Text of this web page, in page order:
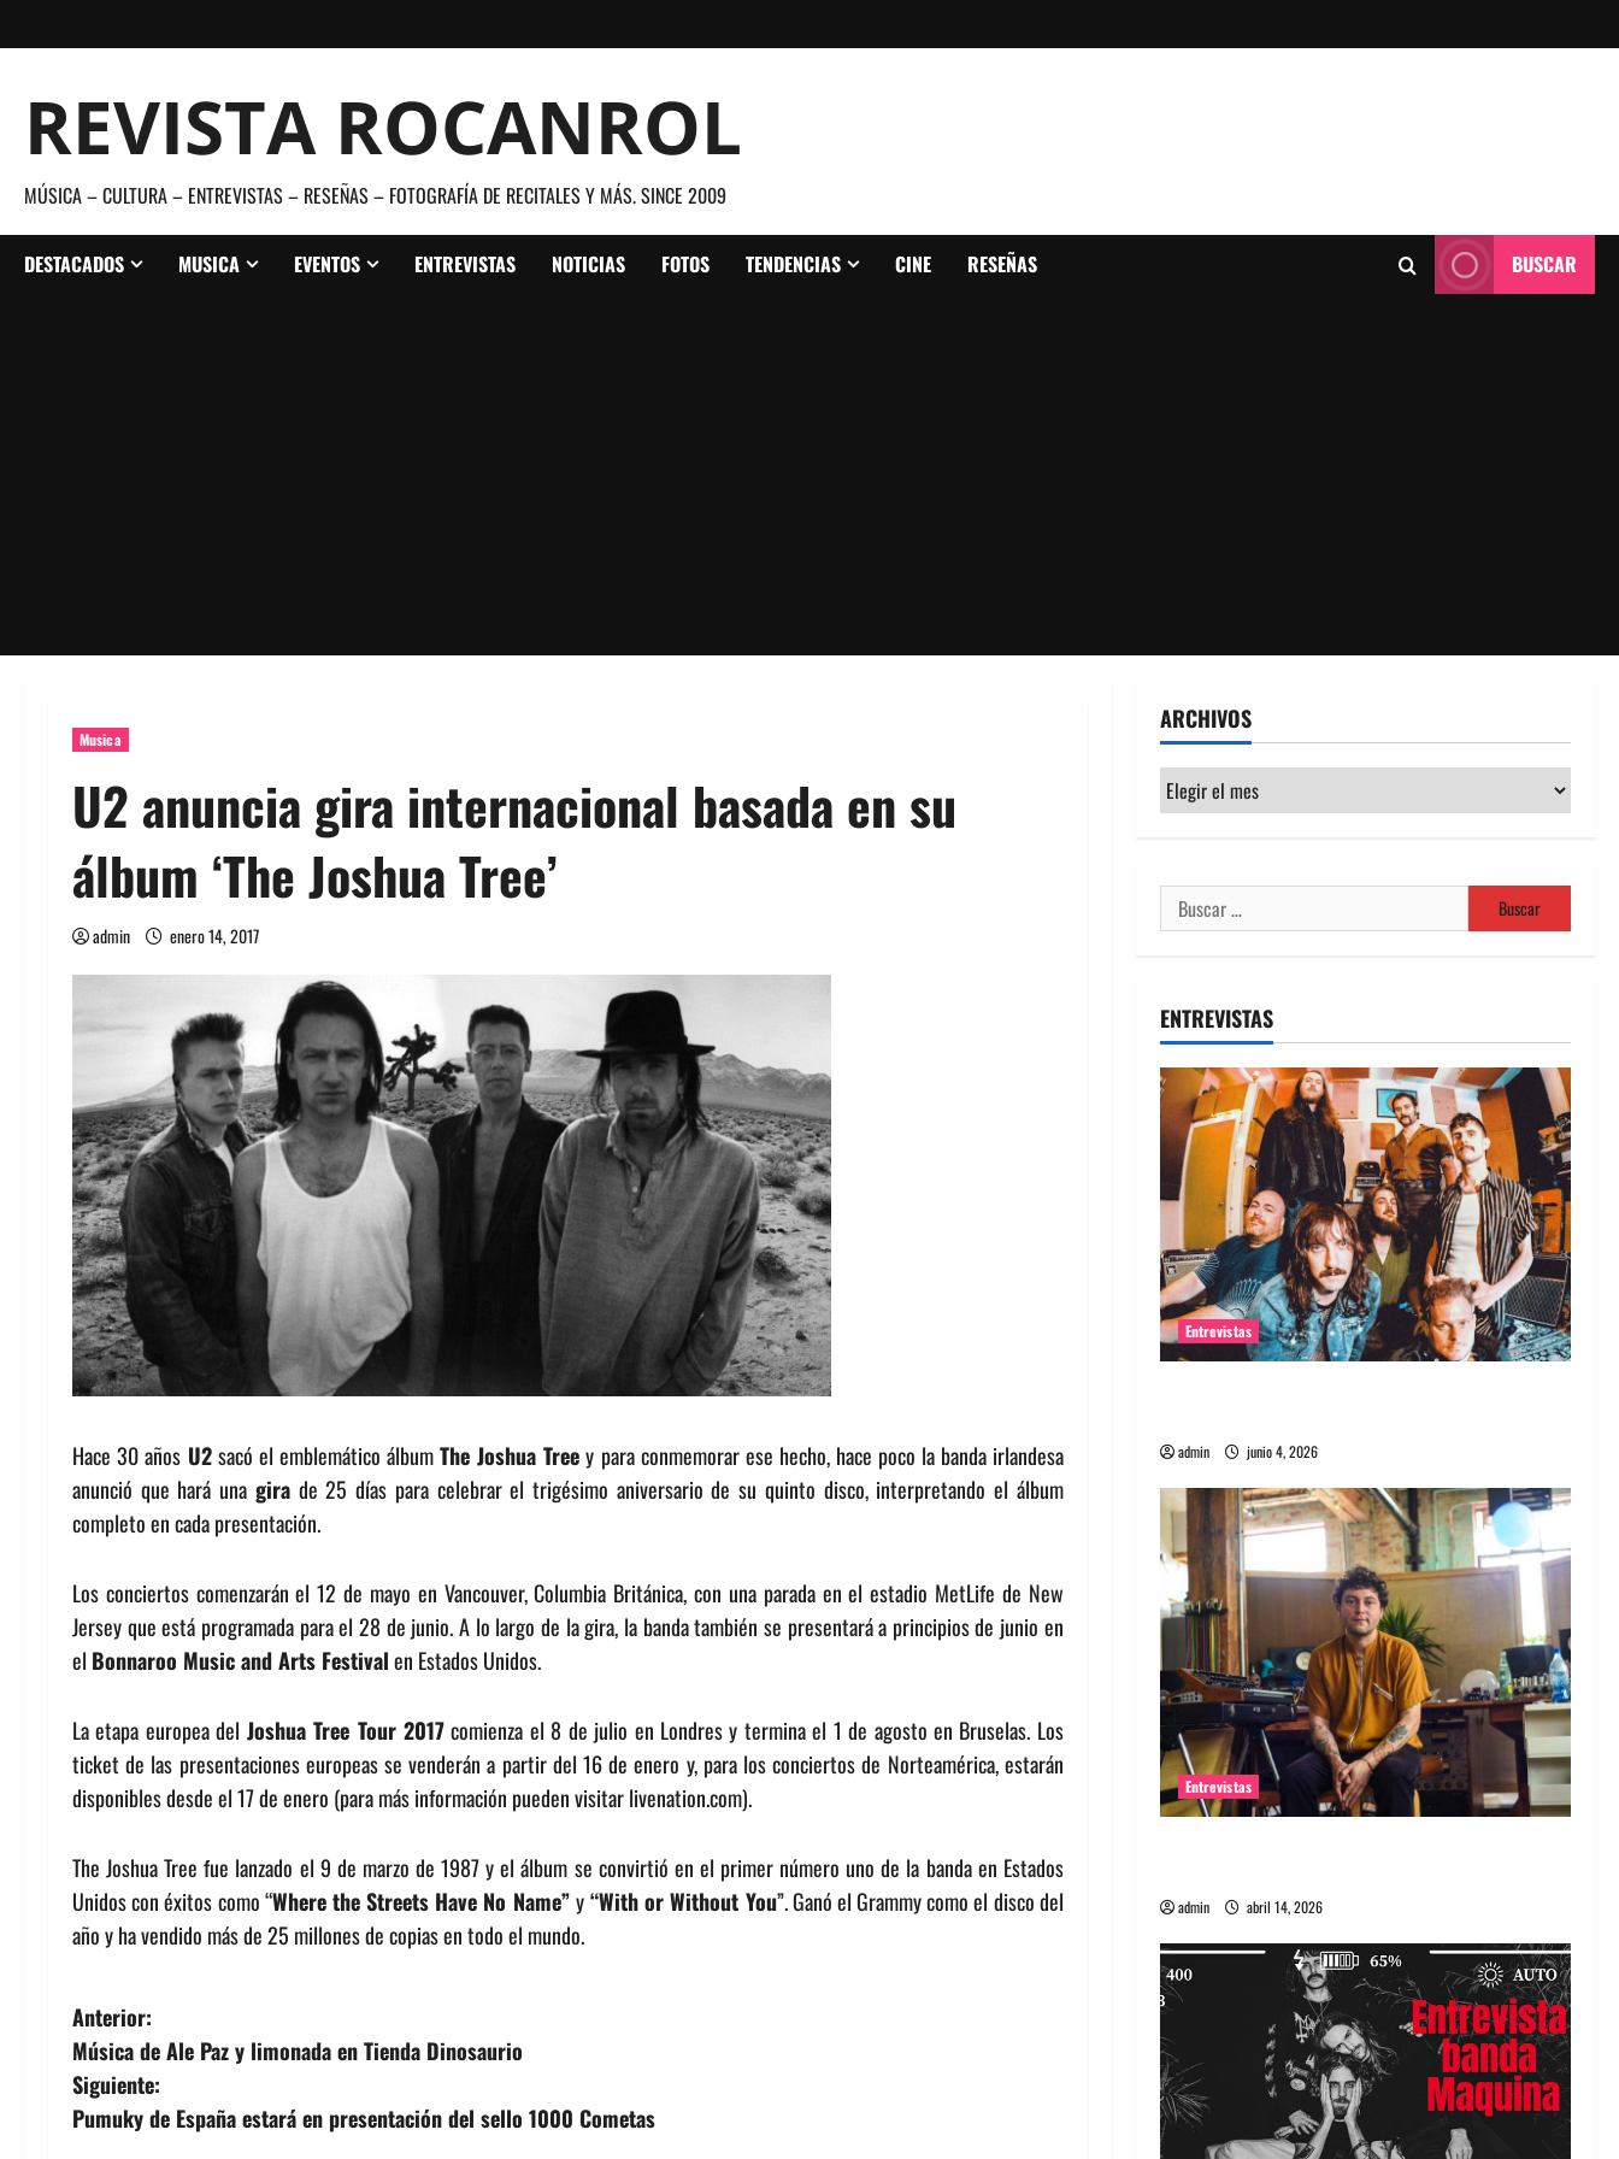
al
REVISTA ROCANROL
MÚSICA – CULTURA – ENTREVISTAS – RESEÑAS – FOTOGRAFÍA DE RECITALES Y MÁS. SINCE 2009
DESTACADOS MUSICA EVENTOS ENTREVISTAS NOTICIAS FOTOS TENDENCIAS CINE RESEÑAS BUSCAR
Musica
U2 anuncia gira internacional basada en su
álbum ‘The Joshua Tree’
admin enero 14, 2017
Hace 30 años U2sacó el emblemático álbumThe Joshua Treey para conmemorar ese hecho, hace poco la banda irlandesa
anunció que hará una girade 25 días para celebrar el trigésimo aniversario de su quinto disco, interpretando el álbum
completo en cada presentación.
Los conciertos comenzarán el 12 de mayo en Vancouver, Columbia Británica, con una parada en el estadio MetLife de New
Jersey que está programada para el 28 de junio. A lo largo de la gira, la banda también se presentará a principios de junio en
el Bonnaroo Music and Arts Festivalen Estados Unidos.
La etapa europea del Joshua Tree Tour 2017comienza el 8 de julio en Londres y termina el 1 de agosto en Bruselas. Los
ticket de las presentaciones europeas se venderán a partir del 16 de enero y, para los conciertos de Norteamérica, estarán
disponibles desde el 17 de enero (para más información pueden visitar livenation.com).
The Joshua Tree fue lanzado el 9 de marzo de 1987 y el álbum se convirtió en el primer número uno de la banda en Estados
Unidos con éxitos como “Where the Streets Have No Name”y“With or Without You”. Ganó el Grammy como el disco del
año y ha vendido más de 25 millones de copias en todo el mundo.
N
a
v
Anterior:
Música de Ale Paz y limonada en Tienda Dinosaurio
Siguiente:
Pumuky de España estará en presentación del sello 1000 Cometas
ARCHIVOS
Archivos
Buscar:
ENTREVISTAS
Entrevistas
admin junio 4, 2026
Entrevistas
admin abril 14, 2026